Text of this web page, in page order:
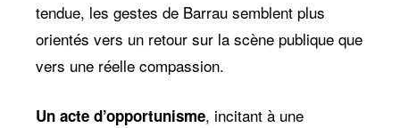
tendue, les gestes de Barrau semblent plus
orientés vers un retour sur la scène publique que
vers une réelle compassion.
Un acte d’opportunisme, incitant à une